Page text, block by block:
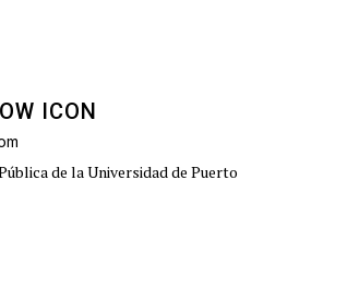
de la Universidad de Puerto